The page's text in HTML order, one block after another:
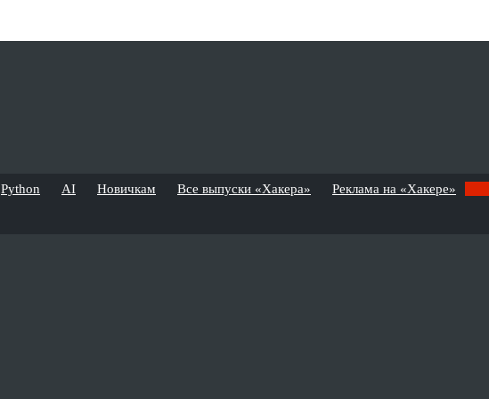
Python AI Новичкам Все выпуски «Хакера» Реклама на «Хакере»